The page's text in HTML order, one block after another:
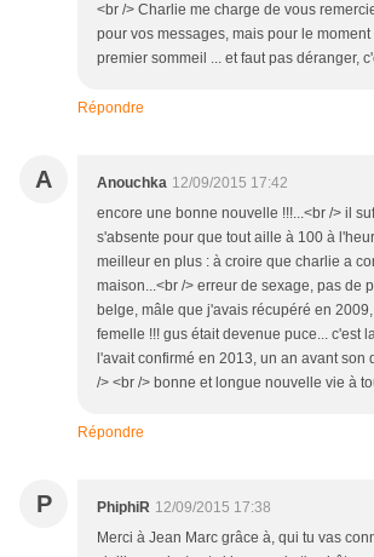
<br /> Charlie me charge de vous
pour vos messages, mais pour le
premier sommeil ... et faut pas déranger,
Répondre
A Anouchka 12/09/2015 17:42
encore une bonne nouvelle !!!...<br /> il
s'absente pour que tout aille à 100 à
meilleur en plus : à croire que charlie a
maison...<br /> erreur de sexage, pas de
belge, mâle que j'avais récupéré en
femelle !!! gus était devenue puce... c'est
l'avait confirmé en 2013, un an avant son
/> <br /> bonne et longue nouvelle vie à
Répondre
P PhiphiR 12/09/2015 17:38
Merci à Jean Marc grâce à, qui tu vas